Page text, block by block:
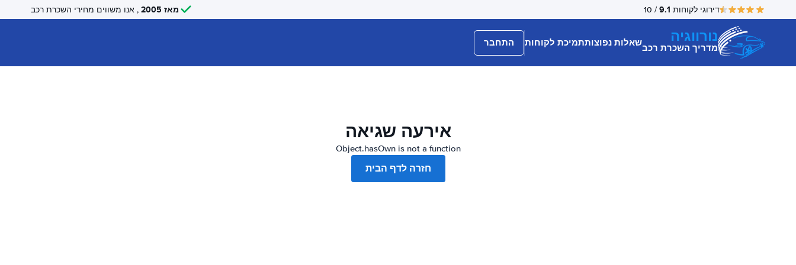
דירוגי לקוחות 9.1
/ 10 מאז 2005 , אנו משווים מחירי השכרת רכב
נורווגיה
מדריך השכרת רכבשאלות נפוצותתמיכת לקוחות התחבר
אירעה שגיאה
Object.hasOwn is not a function
חזרה לדף הבית